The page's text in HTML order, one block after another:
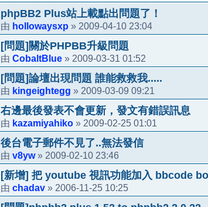
phpBB2 Plus站上載點出問題了！
由 hollowaysxp » 2009-04-10 23:04
[問題]關於PHPBB升級問題
由 CobaltBlue » 2009-03-31 01:52
[問題]論壇出現問題 誰能救救我.....
由 kingeightegg » 2009-03-09 09:21
右邊最後發表不會更新，發文有錯誤訊息
由 kazamiyahiko » 2009-02-25 01:01
後台電子郵件不見了..無法發信
由 v8yw» 2009-02-10 23:46
[新增] 把 youtube 視訊功能加入 bbcode
由 chadav » 2006-11-25 10:25